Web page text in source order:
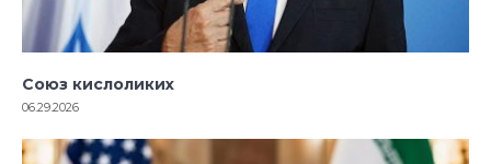
Союз кислоликих
06.29.2026